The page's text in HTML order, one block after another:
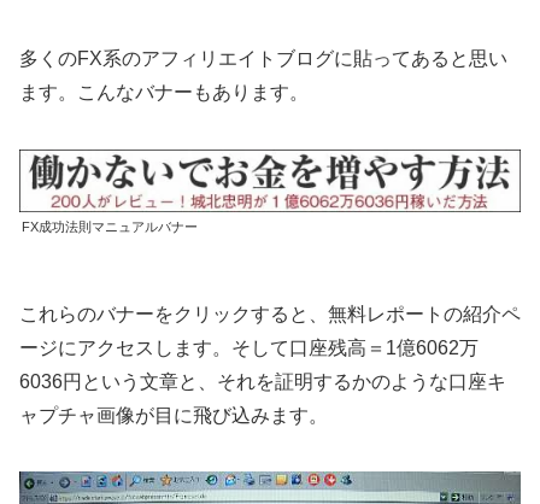
多くのFX系のアフィリエイトブログに貼ってあると思い
ます。こんなバナーもあります。
FX成功法則マニュアルバナー
これらのバナーをクリックすると、無料レポートの紹介ペ
ージにアクセスします。そして口座残高＝1億6062万
6036円という文章と、それを証明するかのような口座キ
ャプチャ画像が目に飛び込みます。